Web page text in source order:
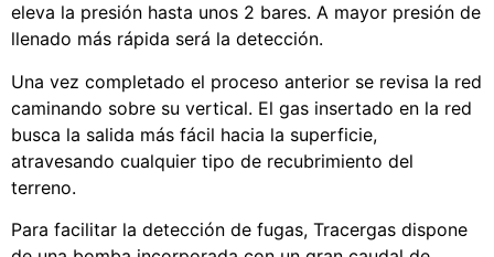
eleva la presión hasta unos 2 bares. A mayor presión de
llenado más rápida será la detección.
Una vez completado el proceso anterior se revisa la red
caminando sobre su vertical. El gas insertado en la red
busca la salida más fácil hacia la superficie,
atravesando cualquier tipo de recubrimiento del
terreno.
Para facilitar la detección de fugas, Tracergas dispone